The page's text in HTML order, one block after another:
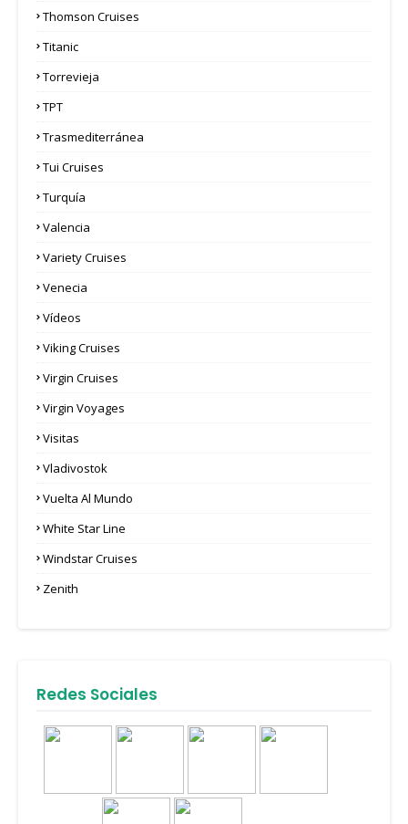
Thomson Cruises
Titanic
Torrevieja
TPT
Trasmediterránea
Tui Cruises
Turquía
Valencia
Variety Cruises
Venecia
Vídeos
Viking Cruises
Virgin Cruises
Virgin Voyages
Visitas
Vladivostok
Vuelta Al Mundo
White Star Line
Windstar Cruises
Zenith
Redes Sociales